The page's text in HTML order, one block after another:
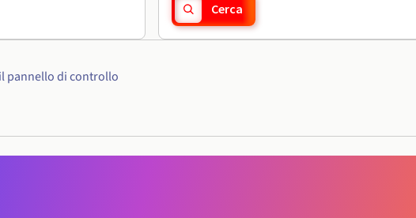
Cerca
pannello di controllo